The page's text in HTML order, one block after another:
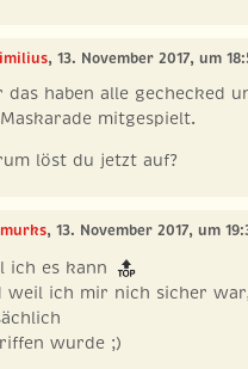
, 13. November 2017, um
das haben alle gechecked
mitgespielt.
löst du jetzt auf?
, 13. November 2017, um
ich es kann
weil ich mir nich sicher
wurde ;)